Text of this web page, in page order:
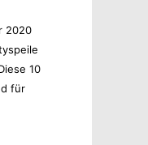
2020
10
für